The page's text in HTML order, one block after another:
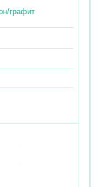
графит